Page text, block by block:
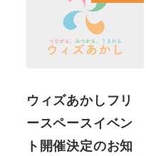
ウィズあかしフリ
ースペースイベン
ト開催決定のお知